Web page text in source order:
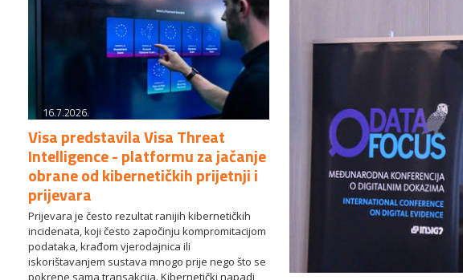
16.7.2026.
Visa predstavila Visa Threat
Intelligence - platformu za jačanje
obrane od kibernetičkih prijetnji i
prijevara
Prijevara je često rezultat ranijih kibernetičkih
incidenata, koji često započinju kompromitacijom
podataka, krađom vjerodajnica ili
iskorištavanjem sustava mnogo prije nego što se
pokrene sama transakcija. Kibernetički napadi